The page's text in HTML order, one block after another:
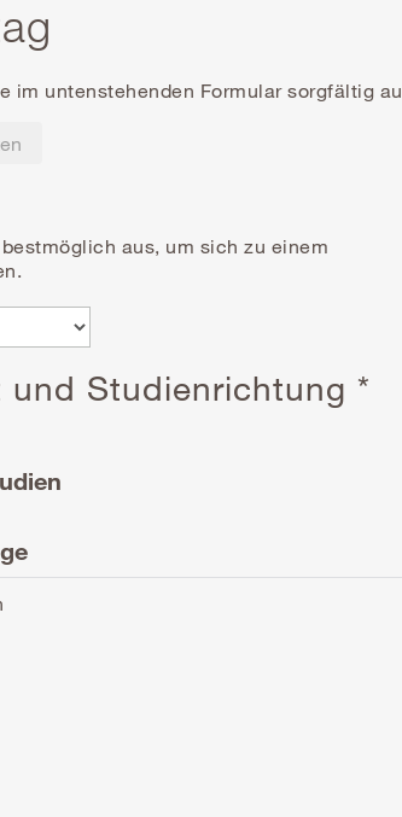
im untenstehenden Formular sorgfältig
aus, um sich zu einem
Studienrichtung *